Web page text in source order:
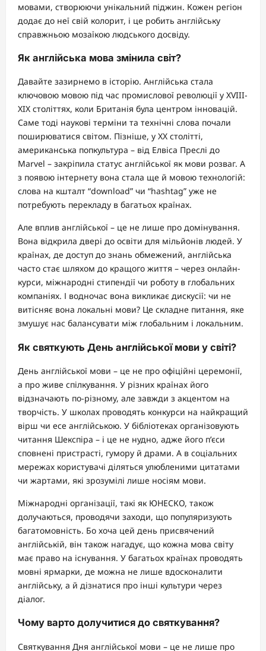
мовами, створюючи унікальний піджин. Кожен регіон
додає до неї свій колорит, і це робить англійську
справжньою мозаїкою людського досвіду.
Як англійська мова змінила світ?
Давайте зазирнемо в історію. Англійська стала
ключовою мовою під час промислової революції у XVIII-
XIX століттях, коли Британія була центром інновацій.
Саме тоді наукові терміни та технічні слова почали
поширюватися світом. Пізніше, у XX столітті,
американська попкультура – від Елвіса Преслі до
Marvel – закріпила статус англійської як мови розваг. А
з появою інтернету вона стала ще й мовою технологій:
слова на кшталт “download” чи “hashtag” уже не
потребують перекладу в багатьох країнах.
Але вплив англійської – це не лише про домінування.
Вона відкрила двері до освіти для мільйонів людей. У
країнах, де доступ до знань обмежений, англійська
часто стає шляхом до кращого життя – через онлайн-
курси, міжнародні стипендії чи роботу в глобальних
компаніях. І водночас вона викликає дискусії: чи не
витісняє вона локальні мови? Це складне питання, яке
змушує нас балансувати між глобальним і локальним.
Як святкують День англійської мови у світі?
День англійської мови – це не про офіційні церемонії,
а про живе спілкування. У різних країнах його
відзначають по-різному, але завжди з акцентом на
творчість. У школах проводять конкурси на найкращий
вірш чи есе англійською. У бібліотеках організовують
читання Шекспіра – і це не нудно, адже його п’єси
сповнені пристрасті, гумору й драми. А в соціальних
мережах користувачі діляться улюбленими цитатами
чи жартами, які зрозумілі лише носіям мови.
Міжнародні організації, такі як ЮНЕСКО, також
долучаються, проводячи заходи, що популяризують
багатомовність. Бо хоча цей день присвячений
англійській, він також нагадує, що кожна мова світу
має право на існування. У багатьох країнах проводять
мовні ярмарки, де можна не лише вдосконалити
англійську, а й дізнатися про інші культури через
діалог.
Чому варто долучитися до святкування?
Святкування Дня англійської мови – це не лише про